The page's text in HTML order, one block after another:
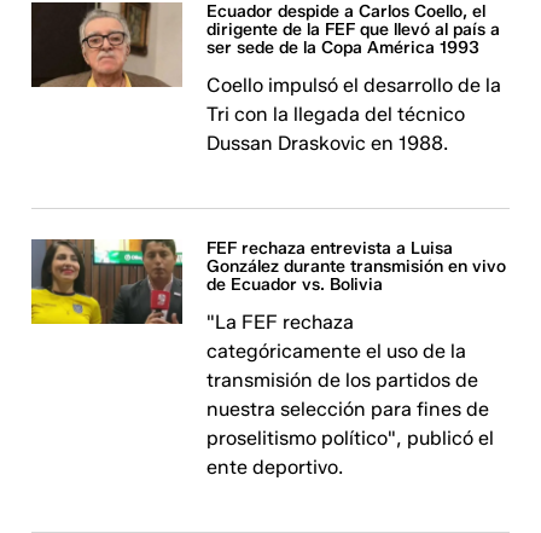
Ecuador despide a Carlos Coello, el
dirigente de la FEF que llevó al país a
ser sede de la Copa América 1993
Coello impulsó el desarrollo de la
Tri con la llegada del técnico
Dussan Draskovic en 1988.
FEF rechaza entrevista a Luisa
González durante transmisión en vivo
de Ecuador vs. Bolivia
"La FEF rechaza
categóricamente el uso de la
transmisión de los partidos de
nuestra selección para fines de
proselitismo político", publicó el
ente deportivo.